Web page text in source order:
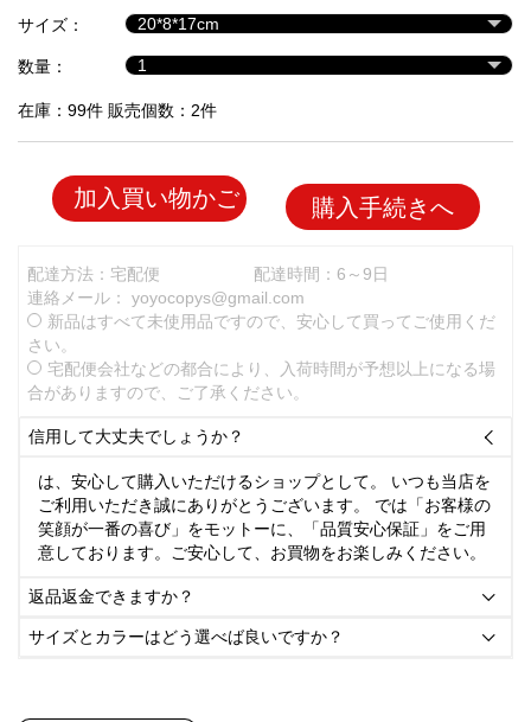
品
サイズ：
数量：
在庫：99件 販売個数：2件
加入買い物かご 購入手続きへ
配達方法：宅配便
配達時間：6～9日
連絡メール： yoyocopys@gmail.com
新品はすべて未使用品ですので、安心して買ってご使用くだ
さい。
宅配便会社などの都合により、入荷時間が予想以上になる場
合がありますので、ご了承ください。
信用して大丈夫でしょうか？ 
は、安心して購入いただけるショップとして。 いつも当店を
ご利用いただき誠にありがとうございます。 では「お客様の
笑顔が一番の喜び」をモットーに、「品質安心保証」をご用
意しております。ご安心して、お買物をお楽しみください。
返品返金できますか？ 
サイズとカラーはどう選べば良いですか？ 